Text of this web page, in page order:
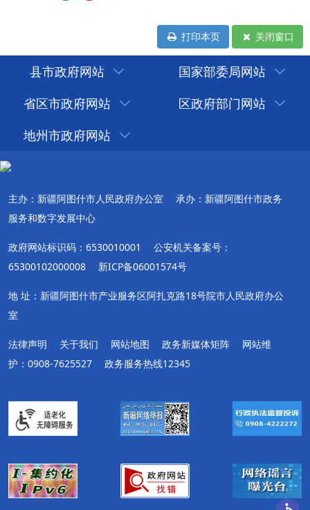
打印本页 关闭窗口
县市政府网站
国家部委局网站
省区市政府网站
区政府部门网站
地州市政府网站
主办：新疆阿图什市人民政府办公室
承办：新疆阿图什市政务
服务和数字发展中心
政府网站标识码：6530010001
公安机关备案号：
65300102000008
新ICP备06001574号
地 址：新疆阿图什市产业服务区阿扎克路18号院市人民政府办公
室
法律声明 关于我们 网站地图 政务新媒体矩阵
网站维
护：0908-7625527
政务服务热线12345